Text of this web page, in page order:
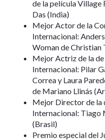
de la película
Das (India)
Mejor Actor de la
Internacional:
Woman de Christian
Mejor Actriz de la
Internacional: Pilar
Correa y Laura
de Mariano Llinás
Mejor Director de la
Internacional: Tiago
(Brasil)
Premio especial del